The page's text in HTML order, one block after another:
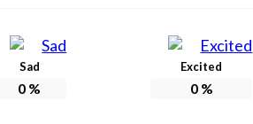
Sad
0 %
Excited
0%